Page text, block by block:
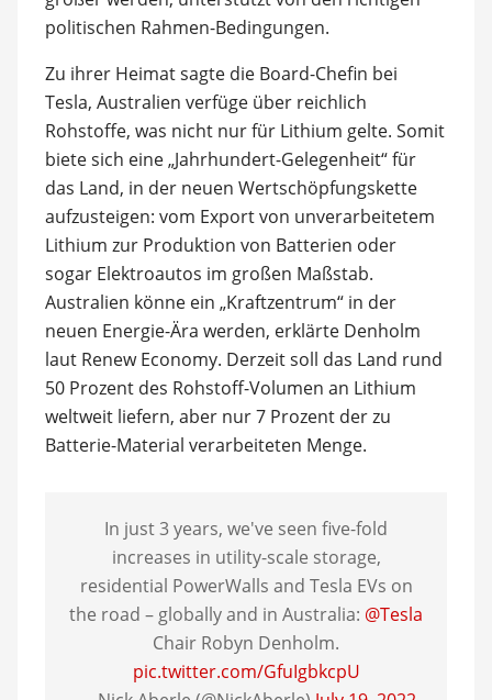
politischen Rahmen-Bedingungen.
Zu ihrer Heimat sagte die Board-Chefin bei
Tesla, Australien verfüge über reichlich
Rohstoffe, was nicht nur für Lithium gelte. Somit
biete sich eine „Jahrhundert-Gelegenheit“ für
das Land, in der neuen Wertschöpfungskette
aufzusteigen: vom Export von unverarbeitetem
Lithium zur Produktion von Batterien oder
sogar Elektroautos im großen Maßstab.
Australien könne ein „Kraftzentrum“ in der
neuen Energie-Ära werden, erklärte Denholm
laut Renew Economy. Derzeit soll das Land rund
50 Prozent des Rohstoff-Volumen an Lithium
weltweit liefern, aber nur 7 Prozent der zu
Batterie-Material verarbeiteten Menge.
In just 3 years, we've seen five-fold
increases in utility-scale storage,
residential PowerWalls and Tesla EVs on
the road – globally and in Australia: @Tesla
Chair Robyn Denholm.
pic.twitter.com/GfuIgbkcpU